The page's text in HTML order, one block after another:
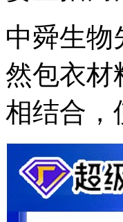
中舜生物
然包衣材
相结合，